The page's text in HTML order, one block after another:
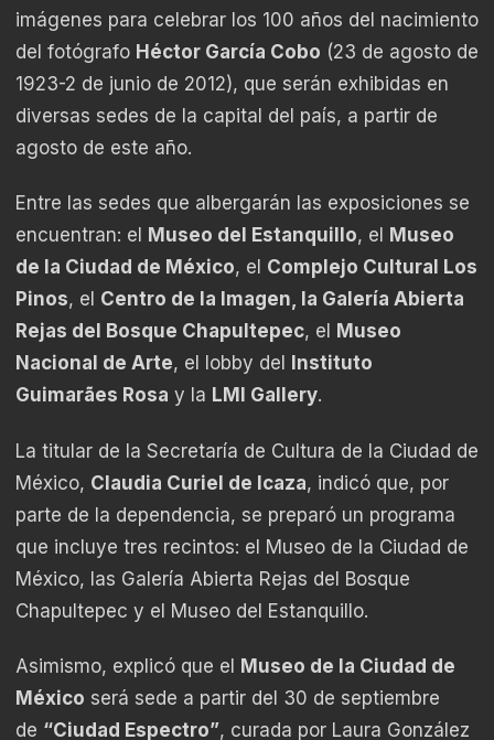
imágenes para celebrar los 100 años del nacimiento
del fotógrafo Héctor García Cobo (23 de agosto de
1923-2 de junio de 2012), que serán exhibidas en
diversas sedes de la capital del país, a partir de
agosto de este año.
Entre las sedes que albergarán las exposiciones se
encuentran: el
Museo del Estanquillo, el
Museo
de la Ciudad de México, el Complejo Cultural Los
Pinos, el Centro de la Imagen, la Galería Abierta
Rejas del Bosque Chapultepec, el
Museo
Nacional de Arte, el lobby del
Instituto
Guimarães Rosa y la LMI Gallery.
La titular de la Secretaría de Cultura de la Ciudad de
México, Claudia Curiel de Icaza, indicó que, por
parte de la dependencia, se preparó un programa
que incluye tres recintos: el Museo de la Ciudad de
México, las Galería Abierta Rejas del Bosque
Chapultepec y el Museo del Estanquillo.
Asimismo, explicó que el Museo de la Ciudad de
México será sede a partir del 30 de septiembre
de “Ciudad Espectro”, curada por Laura González